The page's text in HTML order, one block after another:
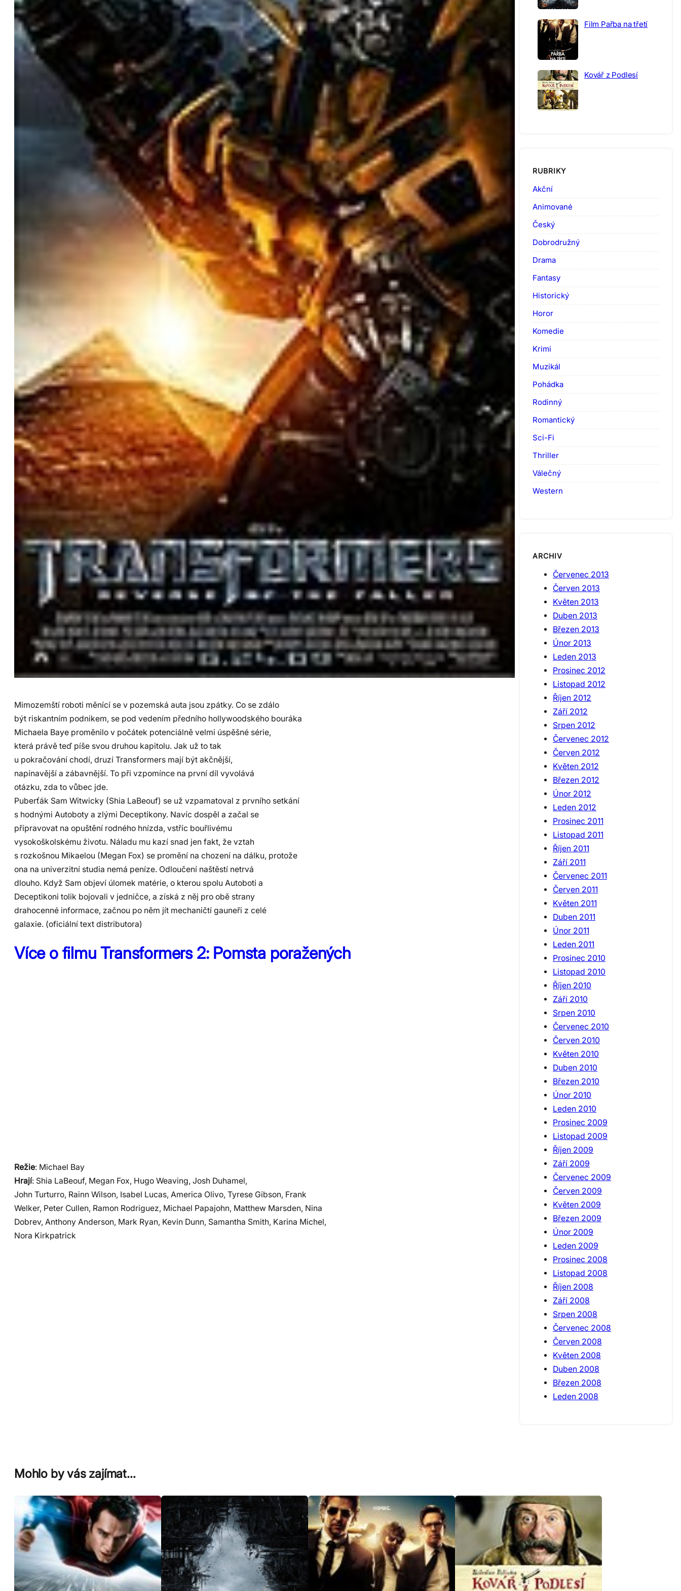
Mimozemští roboti měnící se v pozemská auta jsou zpátky. Co se zdálo
být riskantním podnikem, se pod vedením předního hollywoodského bouráka
Michaela Baye proměnilo v počátek potenciálně velmi úspěšné série,
která právě teď píše svou druhou kapitolu. Jak už to tak
u pokračování chodí, druzí Transformers mají být akčnější,
napínavější a zábavnější. To při vzpomínce na první díl vyvolává
otázku, zda to vůbec jde.
Puberťák Sam Witwicky (Shia LaBeouf) se už vzpamatoval z prvního setkání
s hodnými Autoboty a zlými Deceptikony. Navíc dospěl a začal se
připravovat na opuštění rodného hnízda, vstříc bouřlivému
vysokoškolskému životu. Náladu mu kazí snad jen fakt, že vztah
s rozkošnou Mikaelou (Megan Fox) se promění na chození na dálku, protože
ona na univerzitní studia nemá peníze. Odloučení naštěstí netrvá
dlouho. Když Sam objeví úlomek matérie, o kterou spolu Autoboti a
Deceptikoni tolik bojovali v jedničce, a získá z něj pro obě strany
drahocenné informace, začnou po něm jít mechaničtí gauneři z celé
galaxie. (oficiální text distributora)
Více o filmu Transformers 2: Pomsta poražených
Režie: Michael Bay
Hrají: Shia LaBeouf, Megan Fox, Hugo Weaving, Josh Duhamel,
John Turturro, Rainn Wilson, Isabel Lucas, America Olivo, Tyrese Gibson, Frank
Welker, Peter Cullen, Ramon Rodriguez, Michael Papajohn, Matthew Marsden, Nina
Dobrev, Anthony Anderson, Mark Ryan, Kevin Dunn, Samantha Smith, Karina Michel,
Nora Kirkpatrick
Film Pařba na třetí
Kovář z Podlesí
RUBRIKY
Akční
Animované
Český
Dobrodružný
Drama
Fantasy
Historický
Horor
Komedie
Krimi
Muzikál
Pohádka
Rodinný
Romantický
Sci-Fi
Thriller
Válečný
Western
ARCHIV
Červenec 2013
Červen 2013
Květen 2013
Duben 2013
Březen 2013
Únor 2013
Leden 2013
Prosinec 2012
Listopad 2012
Říjen 2012
Září 2012
Srpen 2012
Červenec 2012
Červen 2012
Květen 2012
Březen 2012
Únor 2012
Leden 2012
Prosinec 2011
Listopad 2011
Říjen 2011
Září 2011
Červenec 2011
Červen 2011
Květen 2011
Duben 2011
Únor 2011
Leden 2011
Prosinec 2010
Listopad 2010
Říjen 2010
Září 2010
Srpen 2010
Červenec 2010
Červen 2010
Květen 2010
Duben 2010
Březen 2010
Únor 2010
Leden 2010
Prosinec 2009
Listopad 2009
Říjen 2009
Září 2009
Červenec 2009
Červen 2009
Květen 2009
Březen 2009
Únor 2009
Leden 2009
Prosinec 2008
Listopad 2008
Říjen 2008
Září 2008
Srpen 2008
Červenec 2008
Červen 2008
Květen 2008
Duben 2008
Březen 2008
Leden 2008
Mohlo by vás zajímat…